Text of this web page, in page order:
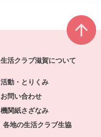
生活クラブ滋賀について
活動・とりくみ
お問い合わせ
機関紙さざなみ
各地の生活クラブ生協